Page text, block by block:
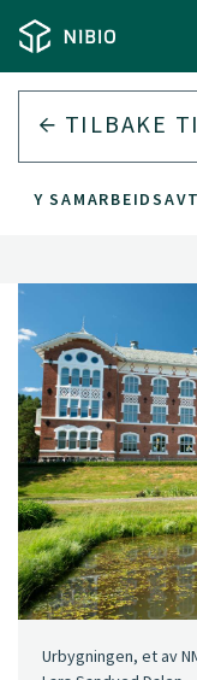
TILBAKE
NY
Urbygningen, et av